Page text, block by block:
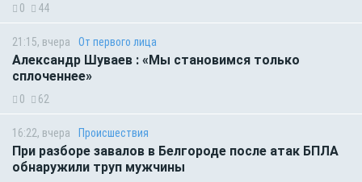
0 44
21:15, вчера От первого лица
Александр Шуваев : «Мы становимся только
сплоченнее»
0 62
16:22, вчера Происшествия
При разборе завалов в Белгороде после атак БПЛА
обнаружили труп мужчины